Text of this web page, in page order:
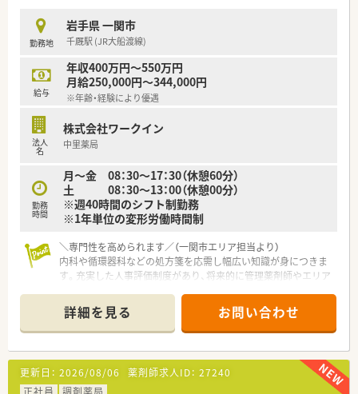
勤務地
岩手県 一関市
千厩駅 (JR大船渡線)
給与
年収400万円～550万円
月給250,000円～344,000円
※年齢・経験により優遇
法人
名
株式会社ワークイン
中里薬局
勤務
時間
月～金 08：30～17：30（休憩60分）
土 08：30～13：00（休憩00分）
※週40時間のシフト制勤務
※1年単位の変形労働時間制
＼専門性を高められます／（一関市エリア担当より）
内科や循環器科などの処方箋を応需し幅広い知識が身につきま
す。充実した人事評価制度があり、将来的に管理薬剤師やエリア
＊------------------------------------------＊
【店舗情報と応需状況について】
■JR大船渡線の千厩駅から車で2分ほどの県道14号線沿いに位
置しておりお車での通勤が大変便利な調剤薬局です。
■近隣医療機関から内科や循環器科および小児科などの処方箋
を1日あたり30枚から50枚程度応需しております。
詳細を見る お問い合わせ
更新日： 2026/08/06 薬剤師求人ID： 27240